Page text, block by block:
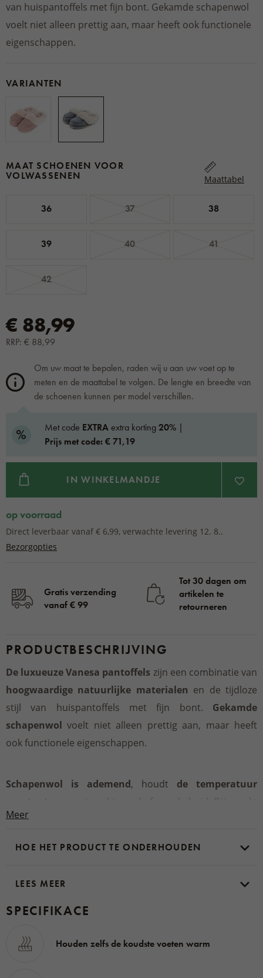
van huispantoffels met fijn bont. Gekamde schapenwol
voelt niet alleen prettig aan, maar heeft ook functionele
eigenschappen.
VARIANTEN
MAAT SCHOENEN VOOR
VOLWASSENEN
Maattabel
36 37 38
39 40 41
42
€ 88,99
RRP: € 88,99
Om uw maat te bepalen, raden wij u aan uw voet op te
meten en de maattabel te volgen. De lengte en breedte van
de schoenen kunnen per model verschillen.
Met code EXTRAextra korting20% |
Prijs met code: € 71,19
IN WINKELMANDJE
op voorraad
Direct leverbaar vanaf € 6,99, verwachte levering 12. 8..
Bezorgopties
Gratis verzending
vanaf € 99
Tot 30 dagen om
artikelen te
retourneren
PRODUCTBESCHRIJVING
De luxueuze Vanesa pantoffels zijn een combinatie van
hoogwaardige natuurlijke materialen en de tijdloze
stijl van huispantoffels met fijn bont. Gekamde
schapenwol voelt niet alleen prettig aan, maar heeft
ook functionele eigenschappen.
Schapenwol is ademend, houdt de temperatuur
en voert vocht goed af van de huid. Dit maakt
de wol bestand tegen de groei van bacteriën en
schapenvacht en wol zorgt voorwarmte en zachtheid
dragen aan de vorm van de voet aan.
Natuurlijke
materialenlaten de huid ook ademen en voorkomen
Meer
HOE HET PRODUCT TE ONDERHOUDEN
LEES MEER
SPECIFIKACE
Houden zelfs de koudste voeten warm